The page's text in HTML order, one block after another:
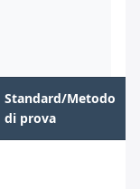
Standard/Metodo
di prova